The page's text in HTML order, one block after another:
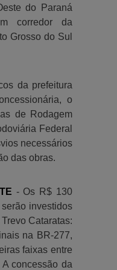
do Paraná
corredor da
Grosso do Sul
da prefeitura
o
de Rodagem
Federal
necessários
das obras.
- Os R$ 130
investidos
Cataratas:
na BR-277,
faixas entre
concessão da